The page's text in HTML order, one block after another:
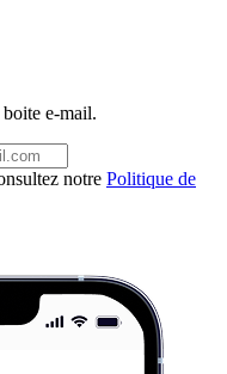
e-mail.
notre Politique de